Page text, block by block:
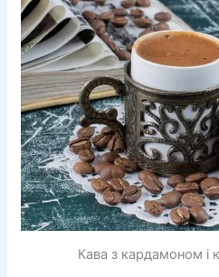
Кава з кардамоном і